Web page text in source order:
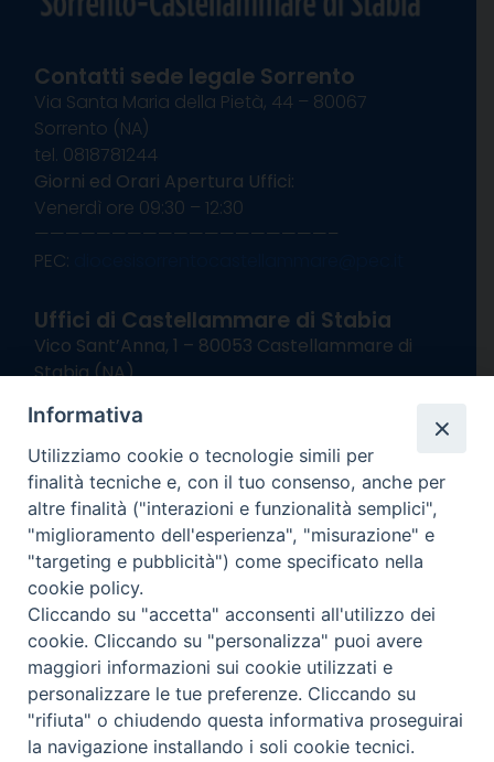
Contatti sede legale Sorrento
Via Santa Maria della Pietà, 44 – 80067
Sorrento (NA)
tel. 0818781244
Giorni ed Orari Apertura Uffici:
Venerdì ore 09:30 – 12:30
———————————————————–
PEC:
Uffici di Castellammare di Stabia
Vico Sant’Anna, 1 – 80053 Castellammare di
Stabia (NA)
Giorni ed Orari Apertura Uffici:
Lunedì e Mercoledì ore 09:00 – 13:00
Uffici Matrimoni:
Lunedì e Mercoledì ore 09:30 – 12:30
seguici su
Channel
Informativa Privacy
COPYRIGHT © 2013-2025
Informativa
Utilizziamo cookie o tecnologie simili per
finalità tecniche e, con il tuo consenso, anche per
altre finalità ("interazioni e funzionalità semplici",
"miglioramento dell'esperienza", "misurazione" e
"targeting e pubblicità") come specificato nella
cookie policy.
Cliccando su "accetta" acconsenti all'utilizzo dei
cookie. Cliccando su "personalizza" puoi avere
maggiori informazioni sui cookie utilizzati e
personalizzare le tue preferenze. Cliccando su
"rifiuta" o chiudendo questa informativa proseguirai
la navigazione installando i soli cookie tecnici.